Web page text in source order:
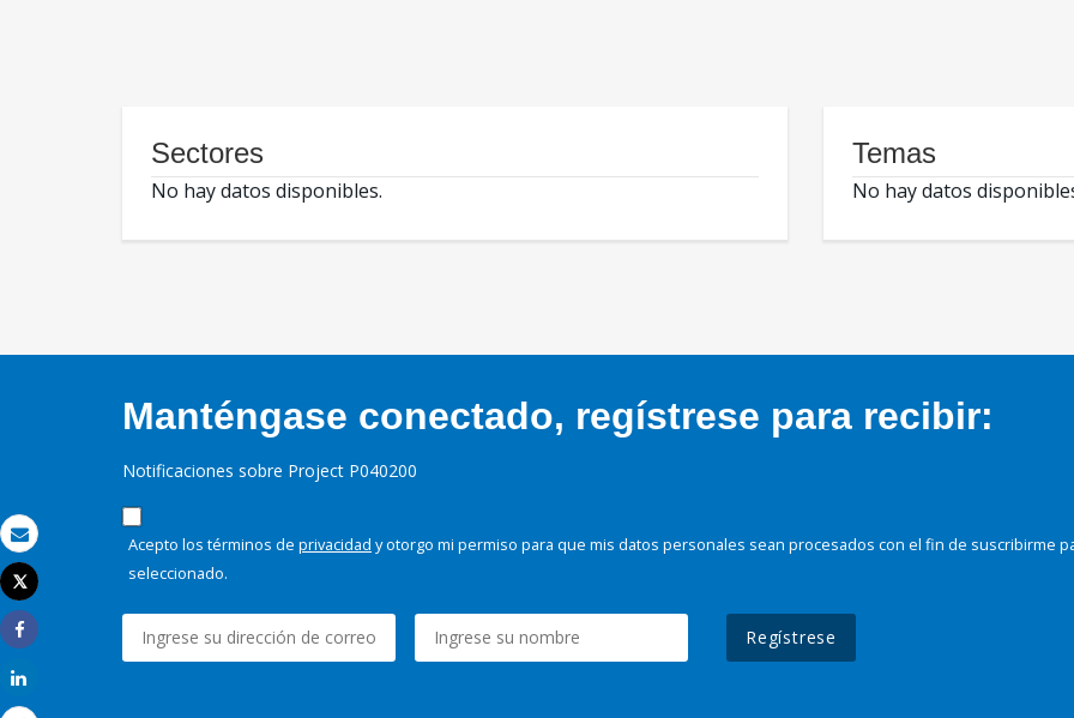
Correo electrónico
Imprimir
Tweet
Share
Sectores
No hay datos disponibles.
Temas
No hay datos
Manténgase conectado, regístrese para recibir:
Notificaciones sobre Project P040200
Acepto los términos de privacidad y otorgo mi permiso para que mis datos personales sean procesados con el fin de suscribirme
seleccionado.
Regístrese